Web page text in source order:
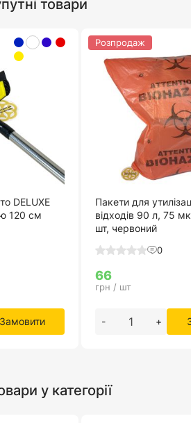
товари
DELUXE
120 см
Замовити
Пакети для
відходів 90 л, 75
шт, червоний
0
66
грн / шт
- +
Розпродаж
у категорії